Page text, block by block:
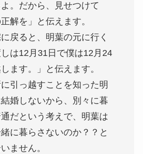
。だから、見せつけて
解を」と伝えます。
戻ると、明葉の元に行く
は12月31日で僕は12月24
ます。」と伝えます。
引っ越すことを知った明
婚しないから、別々に暮
だという考えで、明葉は
に暮らさないのか？？と
ません。